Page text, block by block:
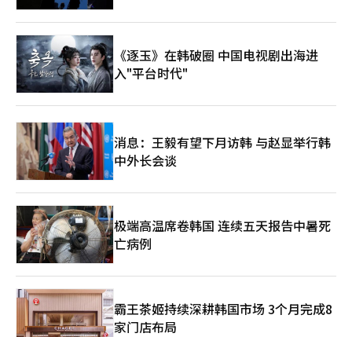
《逐玉》在韩破圈 中国电视剧出海进
入"平台时代"
消息：王毅有望下月访韩 与赵显举行韩
中外长会谈
极端高温席卷韩国 连续五天报告中暑死
亡病例
霸王茶姬持续深耕韩国市场 3个月完成8
家门店布局